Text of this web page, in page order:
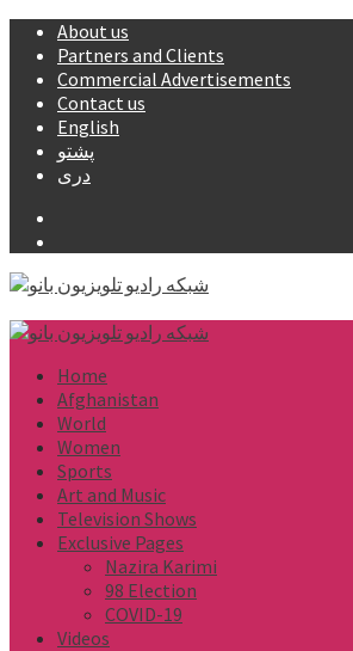
Skip
content
About us
Partners and Clients
Commercial Advertisements
Contact us
English
پشتو
دری
Primary
Home
Afghanistan
World
Women
Sports
Art and Music
Television Shows
Exclusive Pages
Nazira Karimi
98 Election
COVID-19
Videos